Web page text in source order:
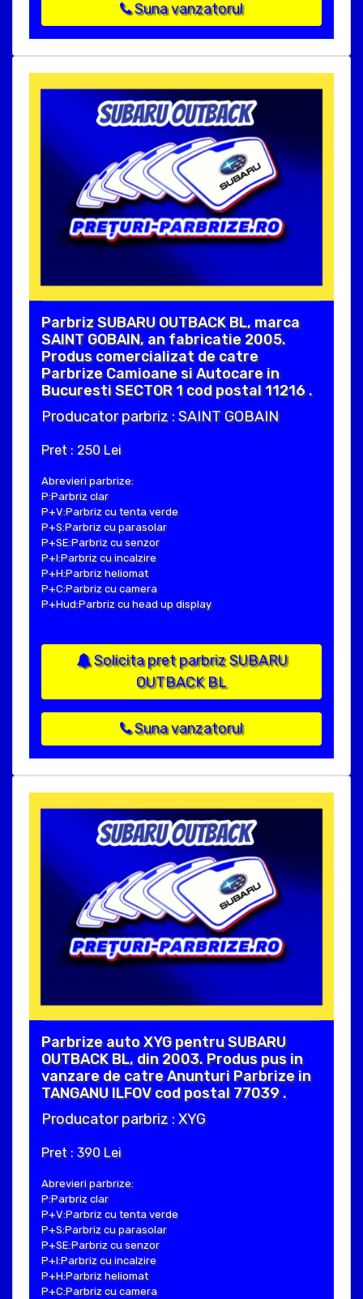
Suna vanzatorul
Parbriz SUBARU OUTBACK BL, marca
SAINT GOBAIN, an fabricatie 2005.
Produs comercializat de catre
Parbrize Camioane si Autocare in
Bucuresti SECTOR 1 cod postal 11216 .
Producator parbriz : SAINT GOBAIN
Pret : 250 Lei
Abrevieri parbrize:
P:Parbriz clar
P+V:Parbriz cu tenta verde
P+S:Parbriz cu parasolar
P+SE:Parbriz cu senzor
P+I:Parbriz cu incalzire
P+H:Parbriz heliomat
P+C:Parbriz cu camera
P+Hud:Parbriz cu head up display
Solicita pret parbriz SUBARU
OUTBACK BL
Suna vanzatorul
Parbrize auto XYG pentru SUBARU
OUTBACK BL, din 2003. Produs pus in
vanzare de catre Anunturi Parbrize in
TANGANU ILFOV cod postal 77039 .
Producator parbriz : XYG
Pret : 390 Lei
Abrevieri parbrize:
P:Parbriz clar
P+V:Parbriz cu tenta verde
P+S:Parbriz cu parasolar
P+SE:Parbriz cu senzor
P+I:Parbriz cu incalzire
P+H:Parbriz heliomat
P+C:Parbriz cu camera